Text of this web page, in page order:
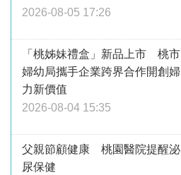
2026-08-05 17:26
「桃姊妹禮盒」新品上市 桃市
婦幼局攜手企業跨界合作開創婦
力新價值
2026-08-04 15:35
父親節顧健康 桃園醫院提醒泌
尿保健